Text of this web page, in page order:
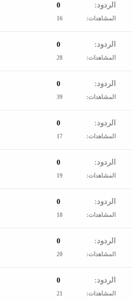
الردود 0
المشاهدات 16
الردود 0
المشاهدات 28
الردود 0
المشاهدات 39
الردود 0
المشاهدات 17
الردود 0
المشاهدات 19
الردود 0
المشاهدات 18
الردود 0
المشاهدات 20
الردود 0
المشاهدات 21